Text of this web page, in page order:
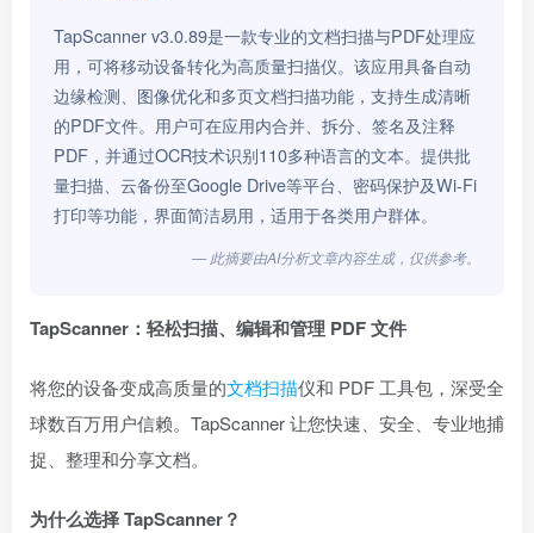
TapScanner v3.0.89是一款专业的文档扫描与PDF处理应
用，可将移动设备转化为高质量扫描仪。该应用具备自动
边缘检测、图像优化和多页文档扫描功能，支持生成清晰
的PDF文件。用户可在应用内合并、拆分、签名及注释
PDF，并通过OCR技术识别110多种语言的文本。提供批
量扫描、云备份至Google Drive等平台、密码保护及Wi-Fi
打印等功能，界面简洁易用，适用于各类用户群体。
— 此摘要由AI分析文章内容生成，仅供参考。
TapScanner：轻松扫描、编辑和管理 PDF 文件
将您的设备变成高质量的文档扫描仪和 PDF 工具包，深受全
球数百万用户信赖。TapScanner 让您快速、安全、专业地捕
捉、整理和分享文档。
为什么选择 TapScanner？